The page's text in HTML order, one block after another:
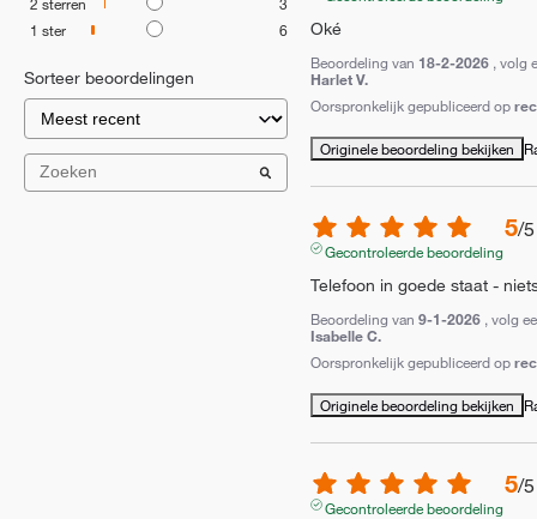
1 ster 6
Sorteer beoordelingen
Oké
Beoordeling van 18-2-2026 , volg
Harlet V.
Oorspronkelijk gepubliceerd op
Originele beoordeling bekijken
5/5
Gecontroleerde beoordeling
Telefoon in goede staat -
Beoordeling van 9-1-2026 , volg
Isabelle C.
Oorspronkelijk gepubliceerd op
Originele beoordeling bekijken
5/5
Gecontroleerde beoordeling